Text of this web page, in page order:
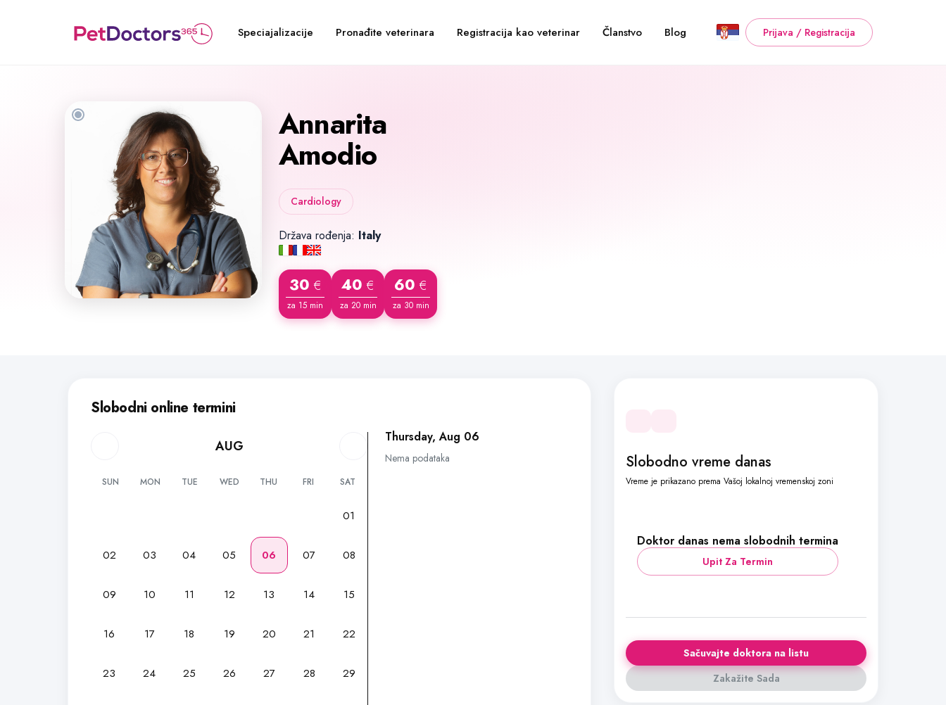
Speciajalizacije Pronađite veterinara Registracija kao veterinar Članstvo Blog Prijava / Registracija
Annarita
Amodio
Cardiology
Država rođenja: Italy
30 €
za 15 min
40 €
za 20 min
60 €
za 30 min
Slobodni online termini
AUG
SUN MON TUE WED THU FRI SAT
01
02 03 04 05 06 07 08
09 10 11 12 13 14 15
16 17 18 19 20 21 22
23 24 25 26 27 28 29
Thursday, Aug 06
Nema podataka Slobodno vreme danas
Vreme je prikazano prema Vašoj lokalnoj vremenskoj zoni
Doktor danas nema slobodnih termina
Upit Za Termin
Sačuvajte doktora na listu
Zakažite Sada